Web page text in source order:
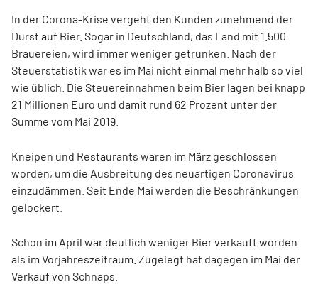
In der Corona-Krise vergeht den Kunden zunehmend der
Durst auf Bier. Sogar in Deutschland, das Land mit 1.500
Brauereien, wird immer weniger getrunken. Nach der
Steuerstatistik war es im Mai nicht einmal mehr halb so viel
wie üblich. Die Steuereinnahmen beim Bier lagen bei knapp
21 Millionen Euro und damit rund 62 Prozent unter der
Summe vom Mai 2019.
Kneipen und Restaurants waren im März geschlossen
worden, um die Ausbreitung des neuartigen Coronavirus
einzudämmen. Seit Ende Mai werden die Beschränkungen
gelockert.
Schon im April war deutlich weniger Bier verkauft worden
als im Vorjahreszeitraum. Zugelegt hat dagegen im Mai der
Verkauf von Schnaps.